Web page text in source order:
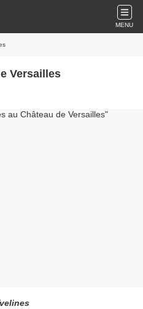
MENU
Versailles